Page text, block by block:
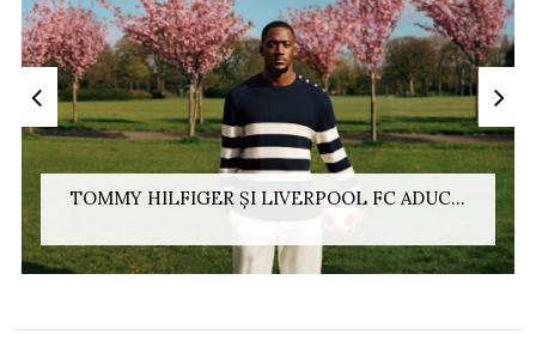
TOMMY HILFIGER ȘI LIVERPOOL FC ADUC...